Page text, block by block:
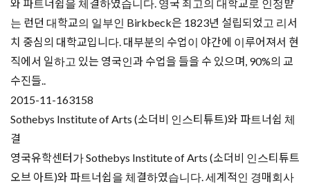
와 파트너쉽을 체결하였습니다. 영국 최고의 대학교로 인정받
는 런던 대학교의 일부인 Birkbeck은 1823년 설립되었고 리서
치 중심의 대학교입니다. 대부분의 수업이 야간에 이루어져서 현
직에서 일하고 있는 영국인과 수업을 들을 수 있으며, 90%의 교
수진들..
2015-11-163158
Sothebys Institute of Arts (소더비 인스티튜트)와 파트너쉽 체
결
영국유학센터가 Sothebys Institute of Arts (소더비 인스티튜트
오브 아트)와 파트너쉽을 체결하였습니다. 세계적인 경매회사